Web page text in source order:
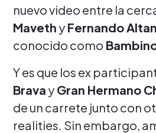
nuevo video entre la
Maveth y Fernando
conocido como
Y es que los ex
Brava y Gran Hermano
de un carrete junto con
realities. Sin embargo,